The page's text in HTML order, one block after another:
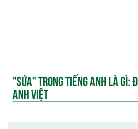
"SỨA" TRONG TIẾNG ANH LÀ GÌ:
ANH VIỆT